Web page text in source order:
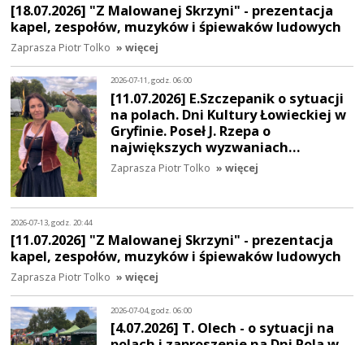
[18.07.2026] "Z Malowanej Skrzyni" - prezentacja
kapel, zespołów, muzyków i śpiewaków ludowych
Zaprasza Piotr Tolko » więcej
2026-07-11, godz. 06:00
[11.07.2026] E.Szczepanik o sytuacji
na polach. Dni Kultury Łowieckiej w
Gryfinie. Poseł J. Rzepa o
największych wyzwaniach…
Zaprasza Piotr Tolko » więcej
2026-07-13, godz. 20:44
[11.07.2026] "Z Malowanej Skrzyni" - prezentacja
kapel, zespołów, muzyków i śpiewaków ludowych
Zaprasza Piotr Tolko » więcej
2026-07-04, godz. 06:00
[4.07.2026] T. Olech - o sytuacji na